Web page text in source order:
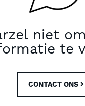
niet
te
CONTACT ONS